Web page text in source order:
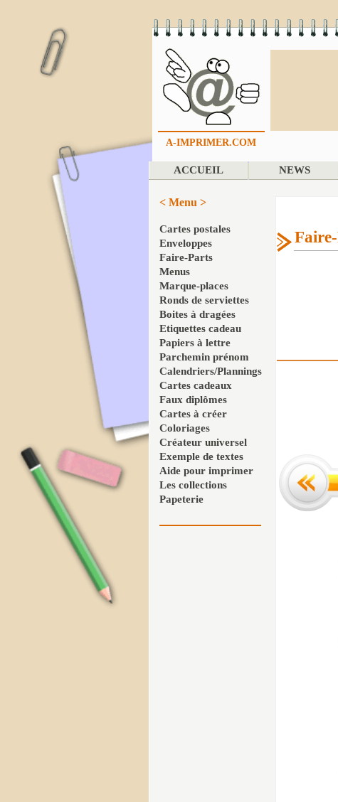
A-IMPRIMER.COM
ACCUEIL NEWS
< Menu >
Cartes postales
Enveloppes
Faire-Parts
Menus
Marque-places
Ronds de serviettes
Boites à dragées
Etiquettes cadeau
Papiers à lettre
Parchemin prénom
Calendriers/Plannings
Cartes cadeaux
Faux diplômes
Cartes à créer
Coloriages
Créateur universel
Exemple de textes
Aide pour imprimer
Les collections
Papeterie